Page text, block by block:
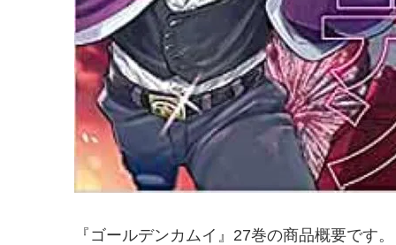
『ゴールデンカムイ』27巻の商品概要です。